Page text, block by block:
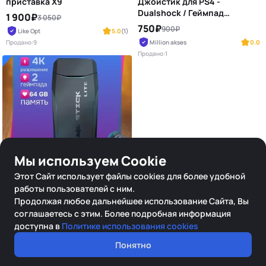
1 900₽3 050₽
Like Opt 5.0(1)
Продано:9
Dualshock / Геймпад
ПС4
750₽900₽
Million akses
0.0
Продано:1
-6%
ОТ
30
ШТ
Игровая приставка
ретро консоль 4K 64 ГБ
беспроводные
джойстики
1 500₽1 600₽
Мы используем Cookie
Этот Сайт использует файлы cookies для более удобной
работы пользователей с ним.
Продолжая любое дальнейшее использование Сайта, Вы
соглашаетесь с этим. Более подробная информация
доступна в Политике использования cookies
Понятно